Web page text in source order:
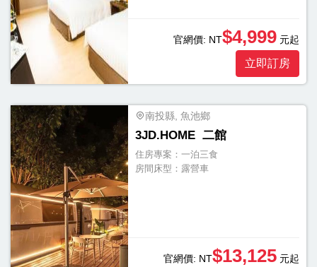
官網價: NT$4,999 元起
立即訂房
南投縣, 魚池鄉
3JD.HOME 二館
住房專案： 一泊三食
房間床型： 露營車
官網價: NT$13,125 元起